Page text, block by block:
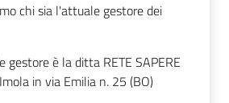
chi sia l'attuale gestore dei
gestore è la ditta RETE SAPERE
in via Emilia n. 25 (BO)